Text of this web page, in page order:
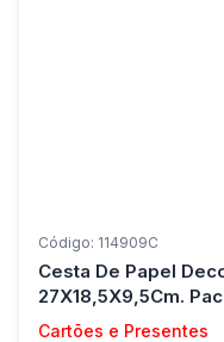
Código: 114909C
Cesta De Papel
27X18,5X9,5Cm.
Cartões e Presentes